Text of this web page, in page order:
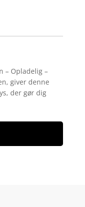
– Opladelig –
giver denne
der gør dig